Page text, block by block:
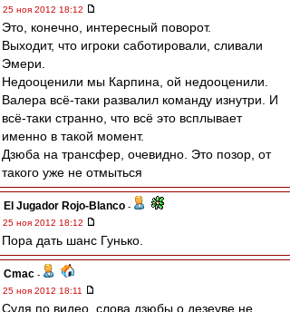
25 ноя 2012 18:12
Это, конечно, интересный поворот.
Выходит, что игроки саботировали, сливали
Эмери.
Недооценили мы Карпина, ой недооценили.
Валера всё-таки развалил команду изнутри. И
всё-таки странно, что всё это всплывает
именно в такой момент.
Дзюба на трансфер, очевидно. Это позор, от
такого уже не отмыться
El Jugador Rojo-Blanco -
25 ноя 2012 18:12
Пора дать шанс Гунько.
Cmac -
25 ноя 2012 18:11
Судя по видео, слова дзюбы о дезеуве не